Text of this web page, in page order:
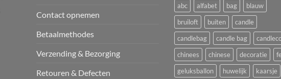
Contact opnemen
Betaalmethodes
Verzending & Bezorging
Retouren & Defecten
abc alfabet bag
blauw
bruiloft
buiten
candle
candlebag
candle bag
chinees
chinese decoratie
geluksballon
huwelijk
kaarsje